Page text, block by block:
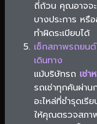
ถี่ถ้วน คุณอาจจะ
บางประการ หรื
ทำผิดระเบียบได้
เช็กสภาพรถยน
เดินทาง
แม้บริษัทรถ เช่
รถเช่าทุกคันผ่า
อะไหล่ที่ชำรุดเรี
ให้คุณตรวจสภา